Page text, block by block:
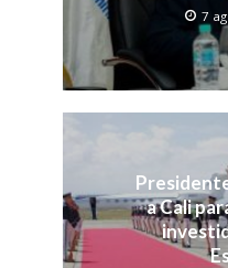
7
a Cali